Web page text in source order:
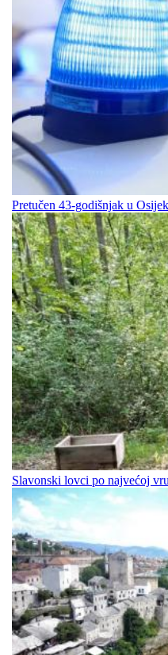
Pretučen 43-godišnjak u
Slavonski lovci po najvećoj